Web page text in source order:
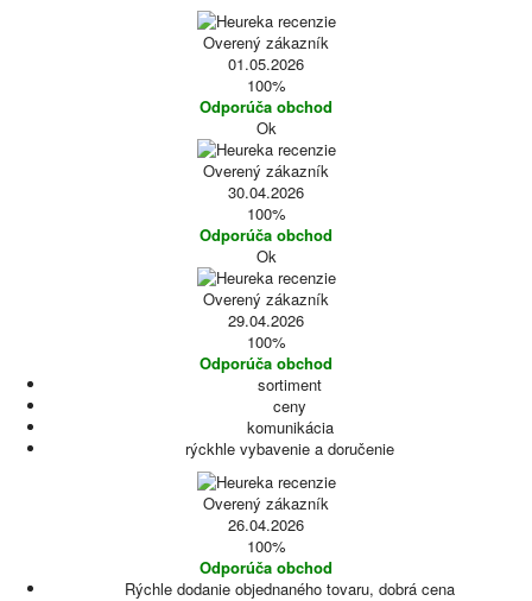
Overený zákazník
01.05.2026
100%
Odporúča obchod
Ok
Overený zákazník
30.04.2026
100%
Odporúča obchod
Ok
Overený zákazník
29.04.2026
100%
Odporúča obchod
sortiment
ceny
komunikácia
rýckhle vybavenie a doručenie
Overený zákazník
26.04.2026
100%
Odporúča obchod
Rýchle dodanie objednaného tovaru, dobrá cena